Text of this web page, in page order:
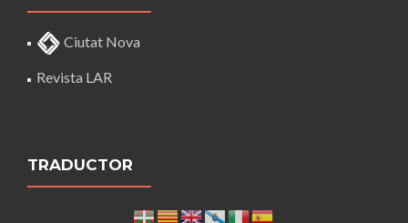
Ciutat Nova
Revista LAR
TRADUCTOR